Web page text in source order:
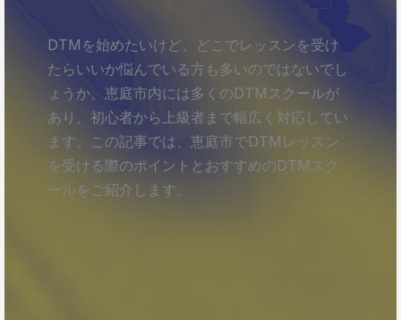
DTMを始めたいけど、どこでレッスンを受け
たらいいか悩んでいる方も多いのではないでし
ょうか。恵庭市内には多くのDTMスクールが
あり、初心者から上級者まで幅広く対応してい
ます。この記事では、恵庭市でDTMレッスン
を受ける際のポイントとおすすめのDTMスク
ールをご紹介します。